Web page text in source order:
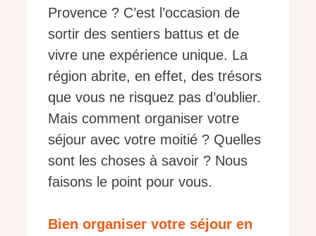
Provence ? C’est l’occasion de
sortir des sentiers battus et de
vivre une expérience unique. La
région abrite, en effet, des trésors
que vous ne risquez pas d’oublier.
Mais comment organiser votre
séjour avec votre moitié ? Quelles
sont les choses à savoir ? Nous
faisons le point pour vous.
Bien organiser votre séjour en